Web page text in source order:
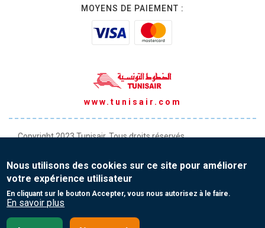
MOYENS DE PAIEMENT :
www.tunisair.com
Copyright 2023 Tunisair. Tous droits réservés
Conditions générales de Vente
Protection de vos données personnelles
Nous utilisons des cookies sur ce site pour améliorer
votre expérience utilisateur
En cliquant sur le bouton Accepter, vous nous autorisez à le faire.
En savoir plus